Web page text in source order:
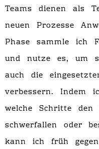
Teams dienen als
neuen Prozesse
Phase sammle ich
und nutze es, um
auch die
verbessern. Indem
welche Schritte den
schwerfallen oder
kann ich früh